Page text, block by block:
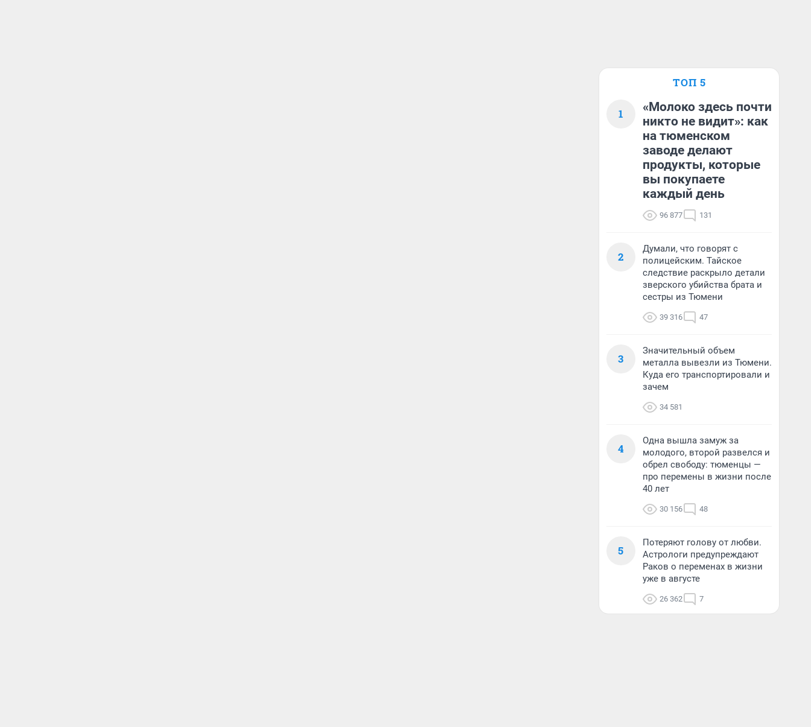
ТОП 5
1
«Молоко здесь почти
никто не видит»: как
на тюменском
заводе делают
продукты, которые
вы покупаете
каждый день
96 877 131
2
Думали, что говорят с
полицейским. Тайское
следствие раскрыло детали
зверского убийства брата и
сестры из Тюмени
39 316 47
3
Значительный объем
металла вывезли из Тюмени.
Куда его транспортировали и
зачем
34 581
4
Одна вышла замуж за
молодого, второй развелся и
обрел свободу: тюменцы —
про перемены в жизни после
40 лет
30 156 48
5
Потеряют голову от любви.
Астрологи предупреждают
Раков о переменах в жизни
уже в августе
26 362 7